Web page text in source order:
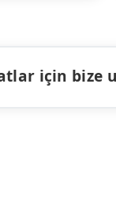
için bize